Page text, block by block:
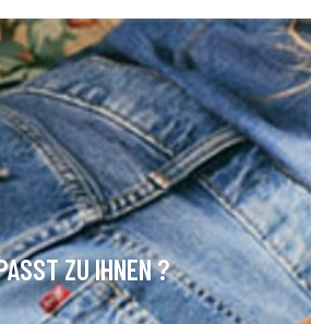
ZU IHNEN ?